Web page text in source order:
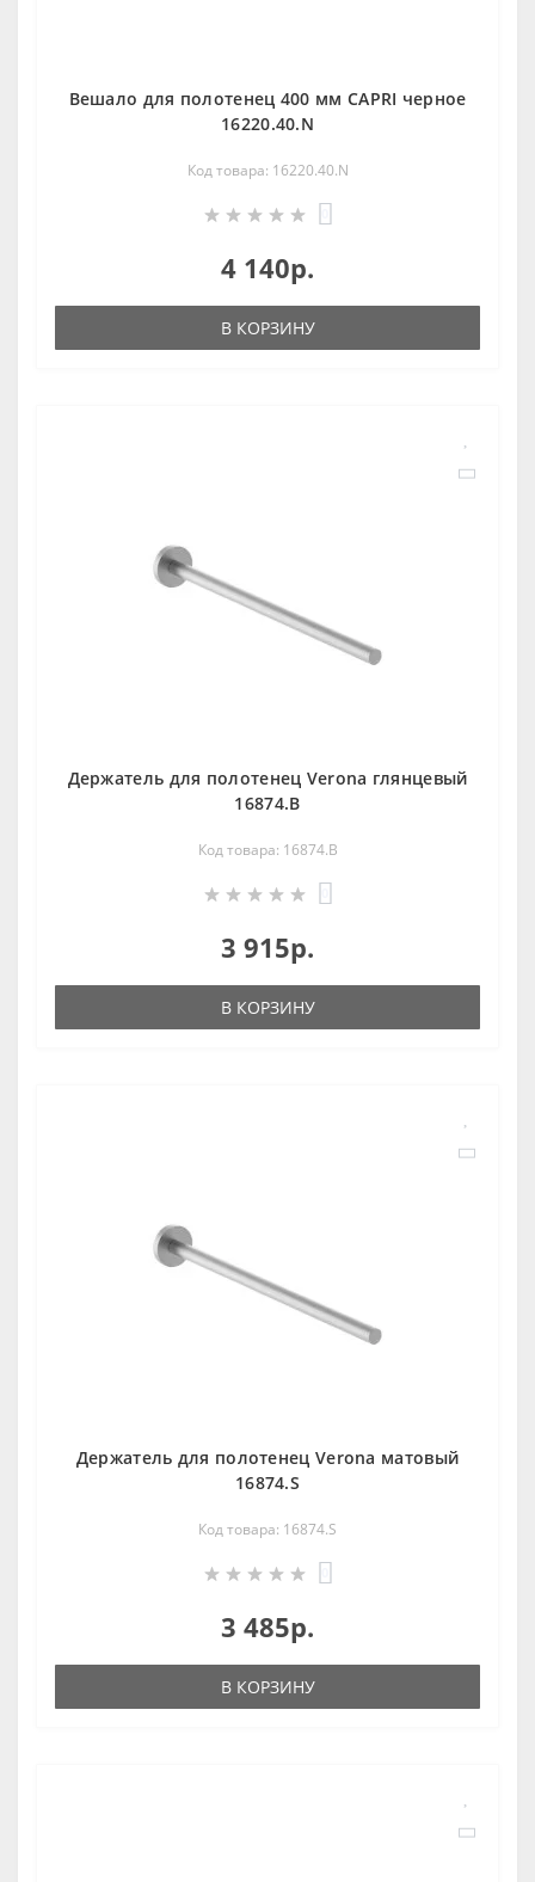
Вешало для полотенец 400 мм CAPRI черное
16220.40.N
Код товара: 16220.40.N
4 140р.
В КОРЗИНУ
Держатель для полотенец Verona глянцевый
16874.B
Код товара: 16874.B
3 915р.
В КОРЗИНУ
Держатель для полотенец Verona матовый
16874.S
Код товара: 16874.S
3 485р.
В КОРЗИНУ